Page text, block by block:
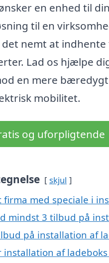
en enhed til
til en
nemt at indhente
Lad os hjælpe
en mere
mobilitet.
og uforpligtende
skjul
firma med speciale i
mindst 3 tilbud på
på installation af
installation af